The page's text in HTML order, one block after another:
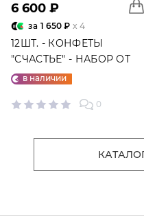
6 600 ₽
за 1 650 ₽ x 4
12ШТ. - КОНФЕТЫ
"СЧАСТЬЕ" - НАБОР ОТ
"ФАБРИКИ СЧАСТЬЕ"
в наличии
0